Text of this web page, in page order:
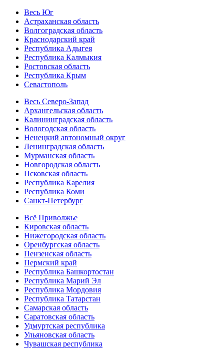
Весь Юг
Астраханская область
Волгоградская область
Краснодарский край
Республика Адыгея
Республика Калмыкия
Ростовская область
Республика Крым
Севастополь
Весь Северо-Запад
Архангельская область
Калининградская область
Вологодская область
Ненецкий автономный округ
Ленинградская область
Мурманская область
Новгородская область
Псковская область
Республика Карелия
Республика Коми
Санкт-Петербург
Всё Приволжье
Кировская область
Нижегородская область
Оренбургская область
Пензенская область
Пермский край
Республика Башкортостан
Республика Марий Эл
Республика Мордовия
Республика Татарстан
Самарская область
Саратовская область
Удмуртская республика
Ульяновская область
Чувашская республика